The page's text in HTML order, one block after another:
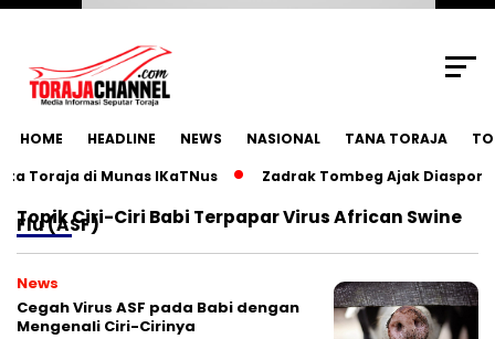
HOME HEADLINE NEWS NASIONAL TANA TORAJA
Toraja di Munas IKaTNus
Zadrak Tombeg Ajak Diaspora
TopikCiri-Ciri Babi Terpapar Virus African Swine
Flu (ASF)
News
Cegah Virus ASF pada Babi dengan
Mengenali Ciri-Cirinya